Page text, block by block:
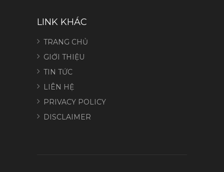
LINK KHÁC
TRANG CHỦ
GIỚI THIỆU
TIN TỨC
LIÊN HỆ
PRIVACY POLICY
DISCLAIMER